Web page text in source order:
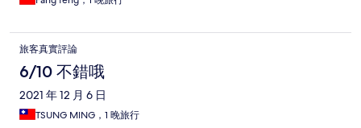
旅客真實評論
6/10 不錯哦
2021 年 12 月 6 日
TSUNG MING，1 晚旅行